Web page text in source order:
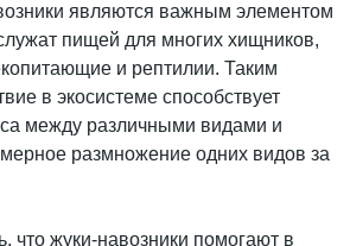
являются важным элементом
пищей для многих хищников,
и рептилии. Таким
в экосистеме способствует
между различными видами и
размножение одних видов за
что жуки-навозники помогают в